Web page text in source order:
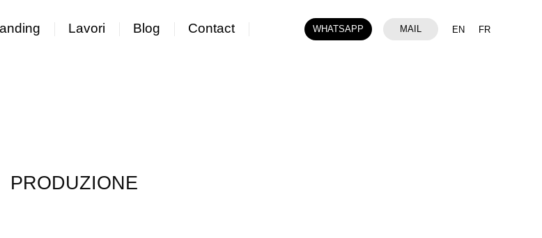
Lavori Blog Contact WHATSAPP MAIL EN FR
PRODUZIONE